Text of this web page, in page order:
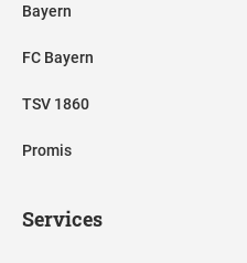
Bayern
FC Bayern
TSV 1860
Promis
Services